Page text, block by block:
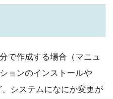
で作成する場合（マニュ
ョンのインストールや
システムになにか変更が